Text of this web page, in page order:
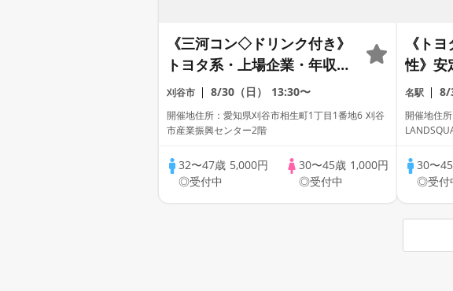
《三河コン◇ドリンク付き》
トヨタ系・上場企業・年収
500万以上の頼れる男性♡
刈谷市 8/30（日） 13:30〜
開催地住所：愛知県刈谷市相生町1丁目1番地6 刈谷
市産業振興センター2階
32〜47歳 5,000円
◎受付中
30〜45歳 1,000円
◎受付中
《ト
性》安
る彼と
名駅 8/
開催地住
30〜
◎受付